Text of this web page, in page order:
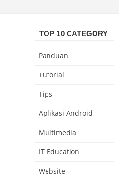
TOP 10 CATEGORY
Panduan
Tutorial
Tips
Aplikasi Android
Multimedia
IT Education
Website